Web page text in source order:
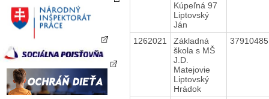
Kúpeľná 97
Liptovský
Ján
1262021
Základná
škola s MŠ
J.D.
Matejovie
Liptovský
Hrádok